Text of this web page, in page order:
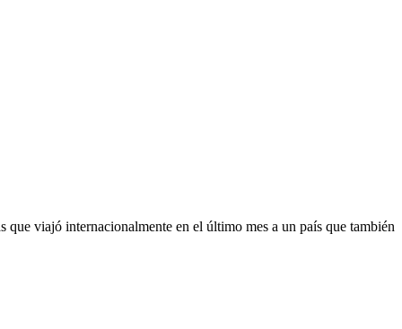
viajó internacionalmente en el último mes a un país que también